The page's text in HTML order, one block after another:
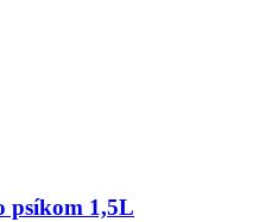
psíkom 1,5L